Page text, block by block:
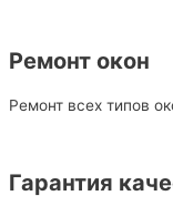
Ремонт окон
Ремонт всех типов
Гарантия